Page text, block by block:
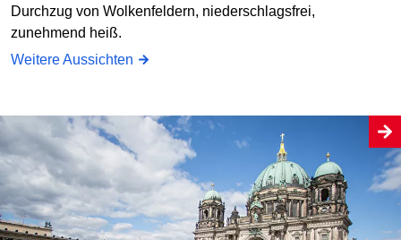
Durchzug von Wolkenfeldern, niederschlagsfrei,
zunehmend heiß.
Weitere Aussichten